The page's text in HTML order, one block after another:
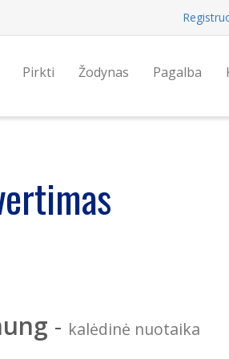
Pirkti Žodynas Pagalba
- kalėdinė nuotaika